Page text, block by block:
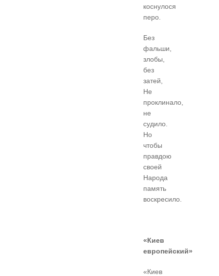
коснулося
перо.
Без
фальши,
злобы,
без
затей,
Не
проклинало,
не
судило.
Но
чтобы
правдою
своей
Народа
память
воскресило.
«Киев
европейский»
«Киев